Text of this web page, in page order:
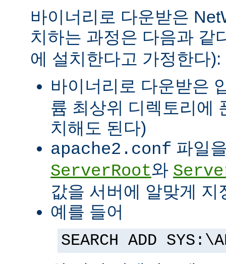
바이너리로 다운받은
치하는 과정은 다음과 같
에 설치한다고 가정한다):
바이너리로 다운받은
륨 최상위 디렉토리에
치해도 된다)
apache2.conf 파일
ServerRoot와
값을 서버에 알맞게 지
예를 들어
SEARCH ADD